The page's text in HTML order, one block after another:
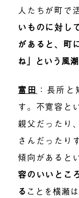
人たちが町で
いものに対し
があると、町
ね」という風
富田 ： 長所と
す。不寛容と
親父だったり
さんだったり
傾向があると
容のいいとこ
る ことを横瀬